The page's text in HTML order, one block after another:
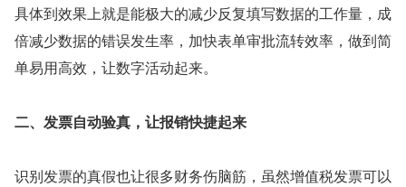
具体到效果上就是能极大的减少反复填写数据的工作量，成
倍减少数据的错误发生率，加快表单审批流转效率，做到简
单易用高效，让数字活动起来。
二、发票自动验真，让报销快捷起来
识别发票的真假也让很多财务伤脑筋，虽然增值税发票可以